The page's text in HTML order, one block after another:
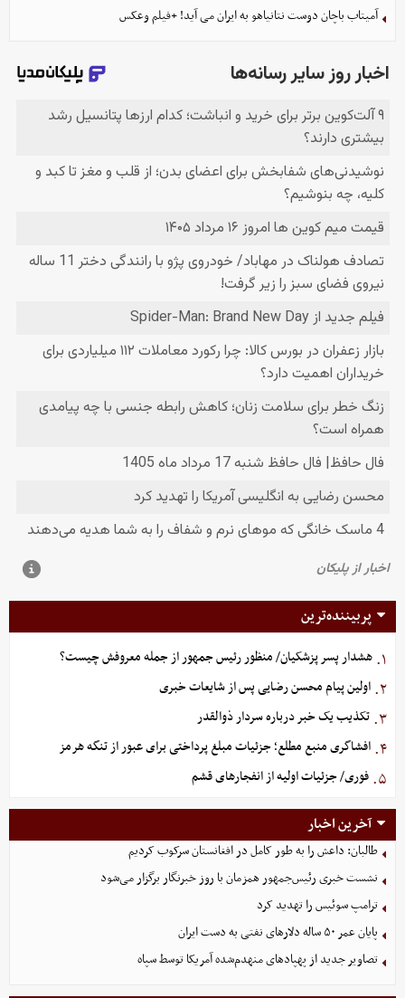
آمیتاب باچان دوست نتانیاهو به ایران می آید! +فیلم وعکس
پربیننده‌ترین
۱. هشدار پسر پزشکیان/ منظور رئیس جمهور از جمله معروفش چیست؟
۲. اولین پیام محسن رضایی پس از شایعات خبری
۳. تکذیب یک خبر درباره سردار ذوالقدر
۴. افشاگری منبع مطلع؛ جزئیات مبلغ پرداختی برای عبور از تنگه هرمز
۵. فوری/ جزئیات اولیه از انفجارهای قشم
آخرین اخبار
طالبان: داعش را به طور کامل در افغانستان سرکوب کردیم
نشست خبری رئیس‌جمهور همزمان با روز خبرنگار برگزار می‌شود
ترامپ سوئیس را تهدید کرد
پایان عمر ۵۰ ساله دلارهای نفتی به دست ایران
تصاویر جدید از پهپادهای منهدم‌شده آمریکا توسط سپاه